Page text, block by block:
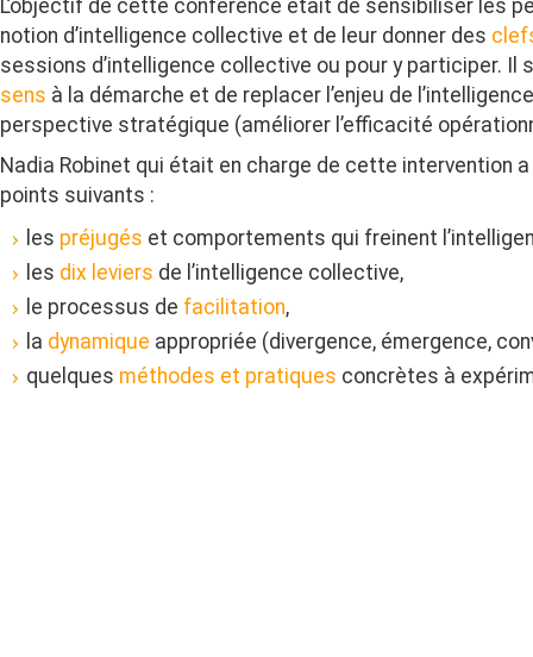
L’objectif de cette conférence était de sensibiliser les
notion d’intelligence collective et de leur donner des
sessions d’intelligence collective ou pour y participer. Il
sens à la démarche et de replacer l’enjeu de
perspective stratégique (améliorer l’efficacité
Nadia Robinet qui était en charge de cette intervention
points suivants :
les préjugés et comportements qui freinent
les dix leviers de l’intelligence collective,
le processus de facilitation,
la dynamique appropriée (divergence, émergence,
quelques méthodes et pratiques concrètes à